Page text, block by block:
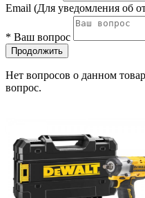
Email (Для уведомления об
* Ваш вопрос
Продолжить
Нет вопросов о данном
вопрос.